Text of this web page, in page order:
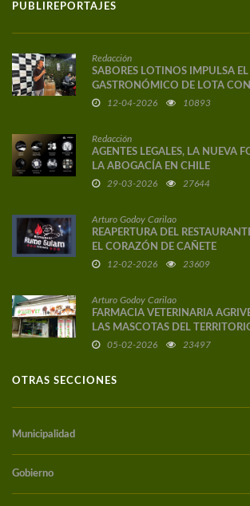
PUBLIREPORTAJES
Redacción
SABORES LOTINOS IMPULSA
GASTRONÓMICO DE LOTA
DE AUTOR
12-04-2026 10893
Redacción
AGENTES LEGALES, LA NUEVA
LA ABOGACÍA EN CHILE
29-03-2026 27644
Arturo Godoy Carilao
REAPERTURA DEL
EL CORAZÓN DE CAÑETE
12-02-2026 23609
Arturo Godoy Carilao
FARMACIA VETERINARIA
LAS MASCOTAS DEL
05-02-2026 23497
OTRAS SECCIONES
Municipalidad
Gobierno